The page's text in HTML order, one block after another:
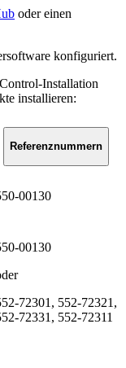
oder einen
konfiguriert.
Installation
installieren:
Referenznummern
00130
00130
72301, 552-72321,
72331, 552-72311